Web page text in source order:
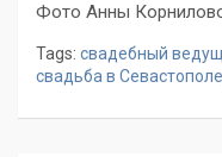
Фото Анны
Tags: свадебный
свадьба в Севастополе